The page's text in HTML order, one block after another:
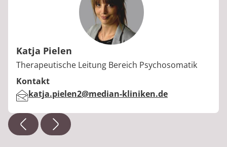
Katja Pielen
Berufstitel:
Therapeutische Leitung Bereich Psychosomatik
Kontakt
E-Mail:katja.pielen2@median-kliniken.de